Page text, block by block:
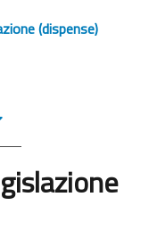
(dispense)